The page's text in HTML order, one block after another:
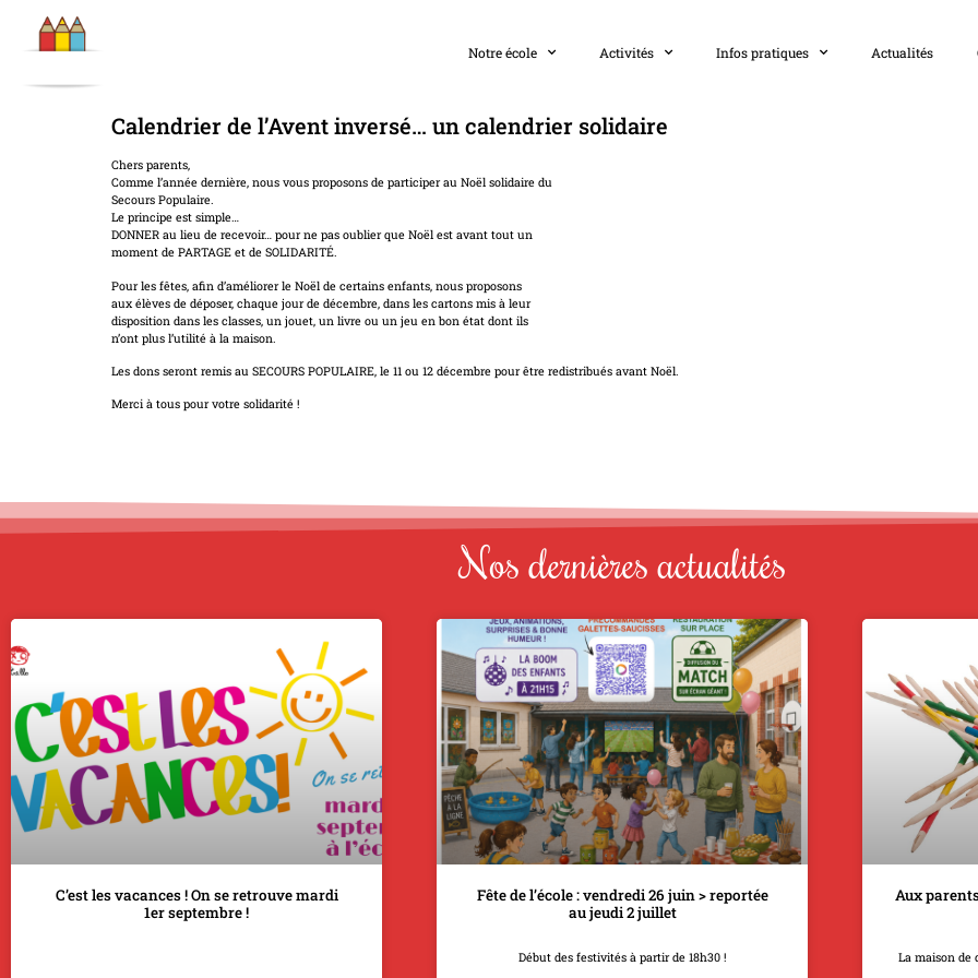
Notre école Activités Infos pratiques Actualités
Calendrier de l’Avent inversé… un calendrier solidaire
Chers parents,
Comme l’année dernière, nous vous proposons de participer au Noël solidaire du
Secours Populaire.
Le principe est simple…
DONNER au lieu de recevoir… pour ne pas oublier que Noël est avant tout un
moment de PARTAGE et de SOLIDARITÉ.
Pour les fêtes, afin d’améliorer le Noël de certains enfants, nous proposons
aux élèves de déposer, chaque jour de décembre, dans les cartons mis à leur
disposition dans les classes, un jouet, un livre ou un jeu en bon état dont ils
n’ont plus l’utilité à la maison.
Les dons seront remis au SECOURS POPULAIRE, le 11 ou 12 décembre pour être redistribués avant Noël.
Merci à tous pour votre solidarité !
Nos dernières actualités
C’est les vacances ! On se retrouve mardi
1er septembre !
Fête de l’école : vendredi 26 juin > reportée
au jeudi 2 juillet
Début des festivités à partir de 18h30 !
Aux
La maison de